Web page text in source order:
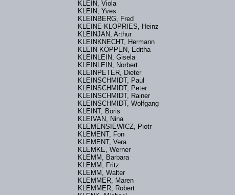
KLEIN, Viola
KLEIN, Yves
KLEINBERG, Fred
KLEINE-KLOPRIES, Heinz
KLEINJAN, Arthur
KLEINKNECHT, Hermann
KLEIN-KÖPPEN, Editha
KLEINLEIN, Gisela
KLEINLEIN, Norbert
KLEINPETER, Dieter
KLEINSCHMIDT, Paul
KLEINSCHMIDT, Peter
KLEINSCHMIDT, Rainer
KLEINSCHMIDT, Wolfgang
KLEINT, Boris
KLEIVAN, Nina
KLEMENSIEWICZ, Piotr
KLEMENT, Fon
KLEMENT, Vera
KLEMKE, Werner
KLEMM, Barbara
KLEMM, Fritz
KLEMM, Walter
KLEMMER, Maren
KLEMMER, Robert